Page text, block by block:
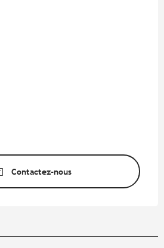
Contactez-nous